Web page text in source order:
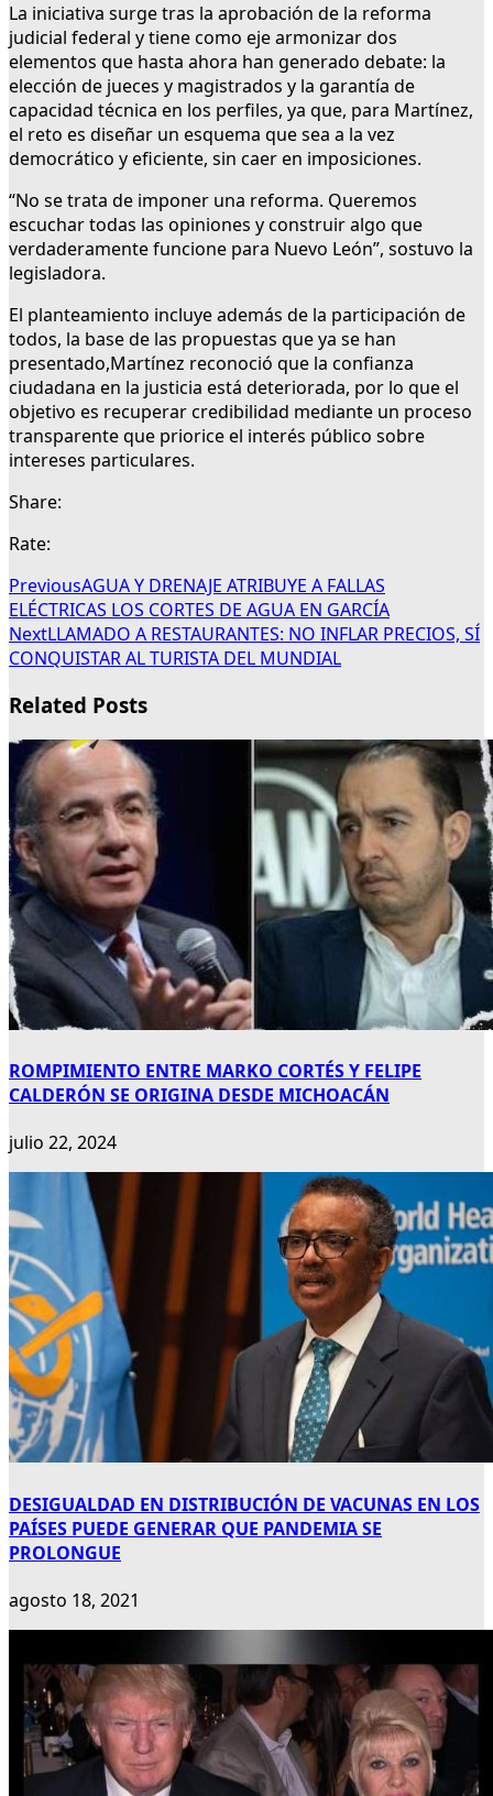
La iniciativa surge tras la aprobación de la reforma
judicial federal y tiene como eje armonizar dos
elementos que hasta ahora han generado debate: la
elección de jueces y magistrados y la garantía de
capacidad técnica en los perfiles, ya que, para Martínez,
el reto es diseñar un esquema que sea a la vez
democrático y eficiente, sin caer en imposiciones.
“No se trata de imponer una reforma. Queremos
escuchar todas las opiniones y construir algo que
verdaderamente funcione para Nuevo León”, sostuvo la
legisladora.
El planteamiento incluye además de la participación de
todos, la base de las propuestas que ya se han
presentado,Martínez reconoció que la confianza
ciudadana en la justicia está deteriorada, por lo que el
objetivo es recuperar credibilidad mediante un proceso
transparente que priorice el interés público sobre
intereses particulares.
Share:
Rate:
PreviousAGUA Y DRENAJE ATRIBUYE A FALLAS
ELÉCTRICAS LOS CORTES DE AGUA EN GARCÍA
NextLLAMADO A RESTAURANTES: NO INFLAR PRECIOS, SÍ
CONQUISTAR AL TURISTA DEL MUNDIAL
Related Posts
ROMPIMIENTO ENTRE MARKO CORTÉS Y FELIPE
CALDERÓN SE ORIGINA DESDE MICHOACÁN
julio 22, 2024
DESIGUALDAD EN DISTRIBUCIÓN DE VACUNAS EN LOS
PAÍSES PUEDE GENERAR QUE PANDEMIA SE
PROLONGUE
agosto 18, 2021